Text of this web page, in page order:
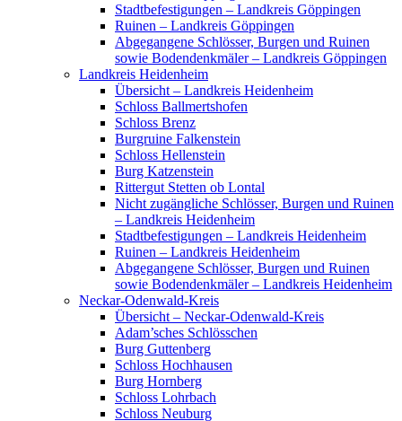
Stadtbefestigungen – Landkreis Göppingen
Ruinen – Landkreis Göppingen
Abgegangene Schlösser, Burgen und Ruinen
sowie Bodendenkmäler – Landkreis Göppingen
Landkreis Heidenheim
Übersicht – Landkreis Heidenheim
Schloss Ballmertshofen
Schloss Brenz
Burgruine Falkenstein
Schloss Hellenstein
Burg Katzenstein
Rittergut Stetten ob Lontal
Nicht zugängliche Schlösser, Burgen und Ruinen
– Landkreis Heidenheim
Stadtbefestigungen – Landkreis Heidenheim
Ruinen – Landkreis Heidenheim
Abgegangene Schlösser, Burgen und Ruinen
sowie Bodendenkmäler – Landkreis Heidenheim
Neckar-Odenwald-Kreis
Übersicht – Neckar-Odenwald-Kreis
Adam’sches Schlösschen
Burg Guttenberg
Schloss Hochhausen
Burg Hornberg
Schloss Lohrbach
Schloss Neuburg